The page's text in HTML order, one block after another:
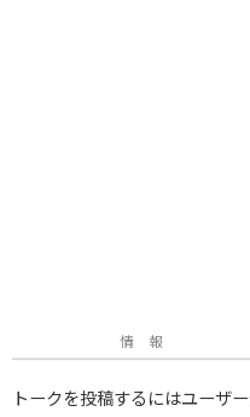
情 報
トークを投稿するにはユーザ